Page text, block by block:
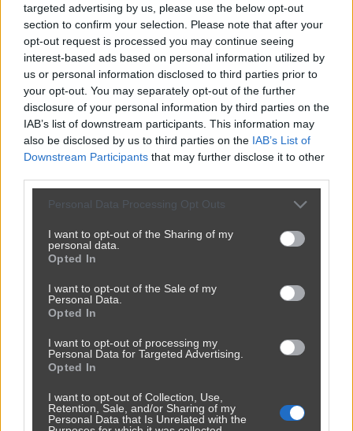
targeted advertising by us, please use the below opt-out
section to confirm your selection. Please note that after your
opt-out request is processed you may continue seeing
interest-based ads based on personal information utilized by
us or personal information disclosed to third parties prior to
your opt-out. You may separately opt-out of the further
disclosure of your personal information by third parties on the
IAB’s list of downstream participants. This information may
also be disclosed by us to third parties on the IAB’s List of
Downstream Participants that may further disclose it to other
Personal Data Processing Opt Outs
I want to opt-out of the Sharing of my
personal data.
Opted In
I want to opt-out of the Sale of my
Personal Data.
Opted In
I want to opt-out of processing my
Personal Data for Targeted Advertising.
Opted In
I want to opt-out of Collection, Use,
Retention, Sale, and/or Sharing of my
Personal Data that Is Unrelated with the